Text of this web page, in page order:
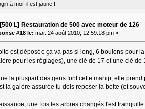
à moi, il est jaune !
L] Restauration de 500 avec moteur de 126
#18 le: mar. 24 août 2010, 12:59:18 pm »
est déposée ça va pas si long, 6 boulons pour
pour les réglages), une clé de 17 et une clé de
la pluspart des gens font cette manip, elle
la galère assurée tu dois reposer la boite (et
une fois les arbres changés t'est